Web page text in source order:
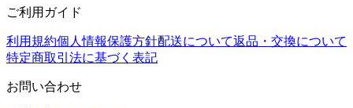
ご利用ガイド
利用規約個人情報保護方針配送について返品・交換について
特定商取引法に基づく表記
お問い合わせ